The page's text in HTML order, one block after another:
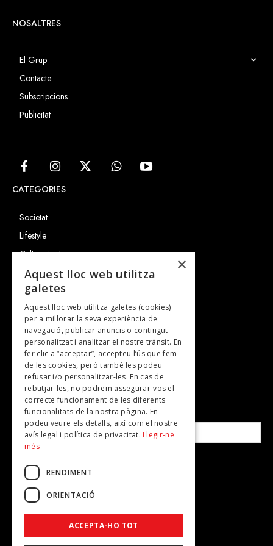
NOSALTRES
El Grup
Contacte
Subscripcions
Publicitat
CATEGORIES
Societat
Lifestyle
Cultura i art
Entrevistes
Gastronomia
TV
Plans per fer
Revistes
SUBSCRIU-TE A LA NOSTRA NEWSLETTER!
Correu electrònic*
Accepto lapolítica de privacitat
×
Aquest lloc web utilitza
galetes
Aquest lloc web utilitza galetes (cookies)
per a millorar la seva experiència de
navegació, publicar anuncis o contingut
personalitzat i analitzar el nostre trànsit. En
fer clic a “acceptar”, accepteu l’ús que fem
de les cookies, però també les podeu
refusar i/o personalitzar-les. En cas de
rebutjar-les, no podrem assegurar-vos el
correcte funcionament de les diferents
funcionalitats de la nostra pàgina. En
podeu veure els detalls, així com el nostre
avís legal i política de privacitat. Llegir-ne
més
RENDIMENT
ORIENTACIÓ
ACCEPTA-HO TOT